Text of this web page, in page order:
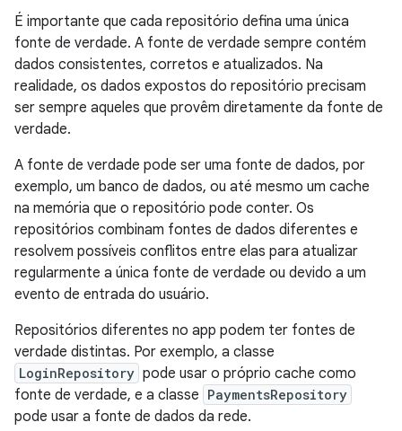
É importante que cada repositório defina uma única
fonte de verdade. A fonte de verdade sempre contém
dados consistentes, corretos e atualizados. Na
realidade, os dados expostos do repositório precisam
ser sempre aqueles que provêm diretamente da fonte de
verdade.
A fonte de verdade pode ser uma fonte de dados, por
exemplo, um banco de dados, ou até mesmo um cache
na memória que o repositório pode conter. Os
repositórios combinam fontes de dados diferentes e
resolvem possíveis conflitos entre elas para atualizar
regularmente a única fonte de verdade ou devido a um
evento de entrada do usuário.
Repositórios diferentes no app podem ter fontes de
verdade distintas. Por exemplo, a classe
LoginRepository pode usar o próprio cache como
fonte de verdade, e a classe PaymentsRepository
pode usar a fonte de dados da rede.